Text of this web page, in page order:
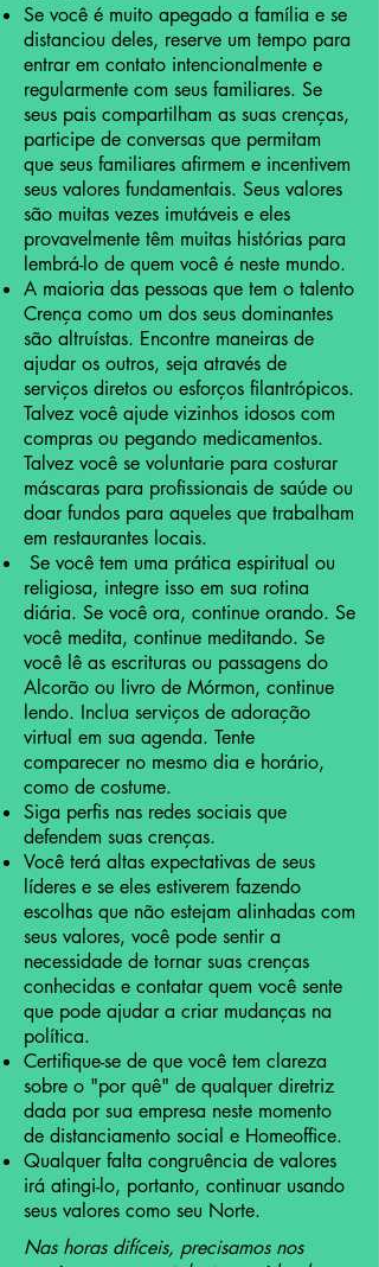
Se você é muito apegado a família e se
distanciou deles, reserve um tempo para
entrar em contato intencionalmente e
regularmente com seus familiares. Se
seus pais compartilham as suas crenças,
participe de conversas que permitam
que seus familiares afirmem e incentivem
seus valores fundamentais. Seus valores
são muitas vezes imutáveis e eles
provavelmente têm muitas histórias para
lembrá-lo de quem você é neste mundo.
A maioria das pessoas que tem o talento
Crença como um dos seus dominantes
são altruístas. Encontre maneiras de
ajudar os outros, seja através de
serviços diretos ou esforços filantrópicos.
Talvez você ajude vizinhos idosos com
compras ou pegando medicamentos.
Talvez você se voluntarie para costurar
máscaras para profissionais de saúde ou
doar fundos para aqueles que trabalham
em restaurantes locais.
Se você tem uma prática espiritual ou
religiosa, integre isso em sua rotina
diária. Se você ora, continue orando. Se
você medita, continue meditando. Se
você lê as escrituras ou passagens do
Alcorão ou livro de Mórmon, continue
lendo. Inclua serviços de adoração
virtual em sua agenda. Tente
comparecer no mesmo dia e horário,
como de costume.
Siga perfis nas redes sociais que
defendem suas crenças.
Você terá altas expectativas de seus
líderes e se eles estiverem fazendo
escolhas que não estejam alinhadas com
seus valores, você pode sentir a
necessidade de tornar suas crenças
conhecidas e contatar quem você sente
que pode ajudar a criar mudanças na
política.
Certifique-se de que você tem clareza
sobre o "por quê" de qualquer diretriz
dada por sua empresa neste momento
de distanciamento social e Homeoffice.
Qualquer falta congruência de valores
irá atingi-lo, portanto, continuar usando
seus valores como seu Norte.
Nas horas difíceis, precisamos nos